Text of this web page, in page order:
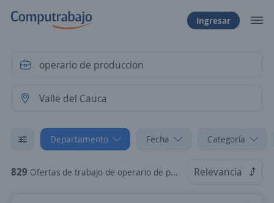
Ingresar
Departamento Fecha Categoría
829 Ofertas de trabajo de operario de produccion en Valle del Cauca Relevancia